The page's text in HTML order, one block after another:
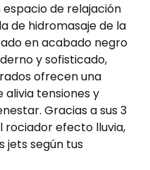
de relajación
de hidromasaje de la
en acabado negro
y sofisticado,
ofrecen una
alivia tensiones y
Gracias a sus 3
rociador efecto lluvia,
jets según tus